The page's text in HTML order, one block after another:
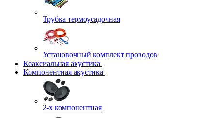
Трубка термоусадочная
Установочный комплект проводов
Коаксиальная акустика
Компонентная акустика
2-х компонентная